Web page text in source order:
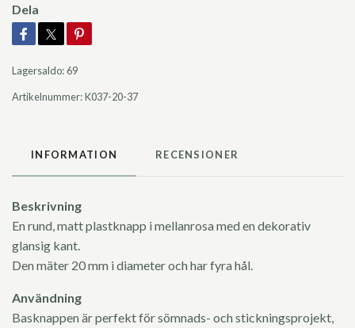
Dela
Lagersaldo:69
Artikelnummer:K037-20-37
INFORMATION RECENSIONER
Beskrivning
En rund, matt plastknapp i mellanrosa med en dekorativ
glansig kant.
Den mäter 20 mm i diameter och har fyra hål.
Användning
Basknappen är perfekt för sömnads- och stickningsprojekt,